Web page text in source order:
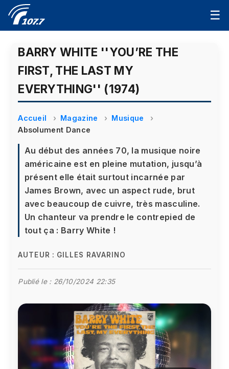
☰
BARRY WHITE ''YOU’RE THE
FIRST, THE LAST MY
EVERYTHING'' (1974)
Accueil Magazine
Musique
Absolument Dance
Au début des années 70, la musique noire
américaine est en pleine mutation, jusqu’à
présent elle était surtout incarnée par
James Brown, avec un aspect rude, brut
avec beaucoup de cuivre, très masculine.
Un chanteur va prendre le contrepied de
tout ça : Barry White !
AUTEUR : GILLES RAVARINO
Publié le : 26/10/2024 22:35